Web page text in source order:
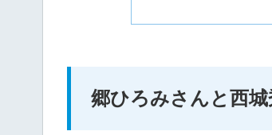
郷ひろみさんと西